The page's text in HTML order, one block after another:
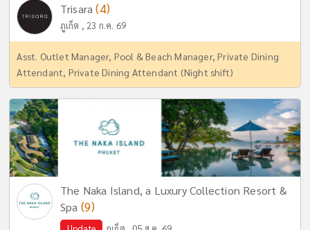
Trisara(4)
ภูเก็ต , 23 ก.ค. 69
Asst. Outlet Manager, Pool & Beach Manager, Private Dining
Attendant, Private Dining Attendant (Night shift)
The Naka Island, a Luxury Collection Resort &
Spa (9)